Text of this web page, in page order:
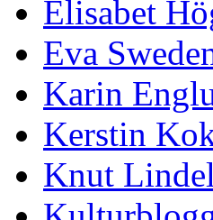
Elisabet
Eva
Karin
Kerstin
Knut